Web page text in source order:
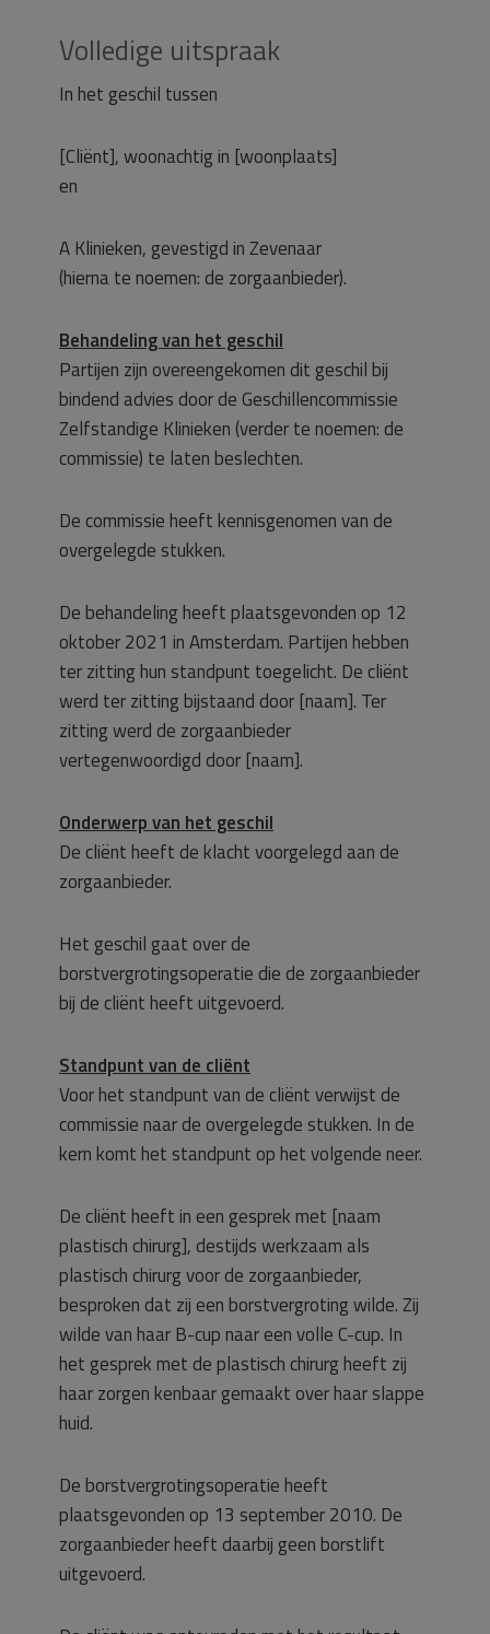
Volledige uitspraak
In het geschil tussen
[Cliënt], woonachtig in [woonplaats]
en
A Klinieken, gevestigd in Zevenaar
(hierna te noemen: de zorgaanbieder).
Behandeling van het geschil
Partijen zijn overeengekomen dit geschil bij
bindend advies door de Geschillencommissie
Zelfstandige Klinieken (verder te noemen: de
commissie) te laten beslechten.
De commissie heeft kennisgenomen van de
overgelegde stukken.
De behandeling heeft plaatsgevonden op 12
oktober 2021 in Amsterdam. Partijen hebben
ter zitting hun standpunt toegelicht. De cliënt
werd ter zitting bijstaand door [naam]. Ter
zitting werd de zorgaanbieder
vertegenwoordigd door [naam].
Onderwerp van het geschil
De cliënt heeft de klacht voorgelegd aan de
zorgaanbieder.
Het geschil gaat over de
borstvergrotingsoperatie die de zorgaanbieder
bij de cliënt heeft uitgevoerd.
Standpunt van de cliënt
Voor het standpunt van de cliënt verwijst de
commissie naar de overgelegde stukken. In de
kern komt het standpunt op het volgende neer.
De cliënt heeft in een gesprek met [naam
plastisch chirurg], destijds werkzaam als
plastisch chirurg voor de zorgaanbieder,
besproken dat zij een borstvergroting wilde. Zij
wilde van haar B-cup naar een volle C-cup. In
het gesprek met de plastisch chirurg heeft zij
haar zorgen kenbaar gemaakt over haar slappe
huid.
De borstvergrotingsoperatie heeft
plaatsgevonden op 13 september 2010. De
zorgaanbieder heeft daarbij geen borstlift
uitgevoerd.